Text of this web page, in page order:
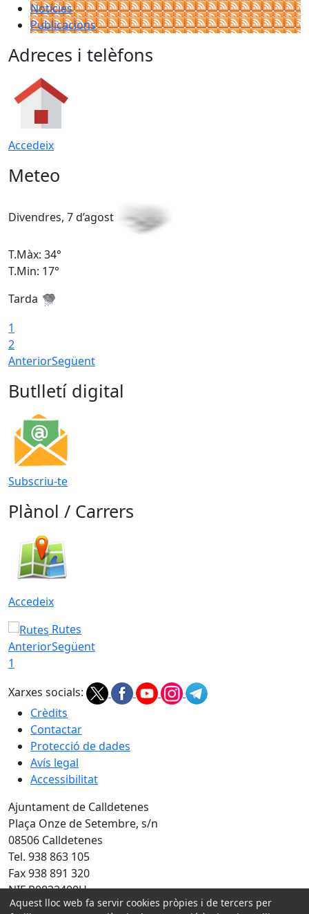
Notícies
Publicacions
Adreces i telèfons
Accedeix
Meteo
Divendres, 7 d’agost
T.Màx: 34°
T.Min: 17°
Tarda
1
2
AnteriorSegüent
Butlletí digital
Subscriu-te
Plànol / Carrers
Accedeix
Rutes
AnteriorSegüent
1
Xarxes socials:
Crèdits
Contactar
Protecció de dades
Avís legal
Accessibilitat
Ajuntament de Calldetenes
Plaça Onze de Setembre, s/n
08506 Calldetenes
Tel. 938 863 105
Fax 938 891 320
NIF P0822400H
Aquest lloc web fa servir cookies pròpies i de tercers per